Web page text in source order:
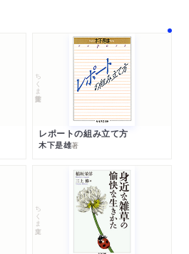
ちくま学芸文庫
レポートの組み立て方
木下是雄著
ちくま文庫